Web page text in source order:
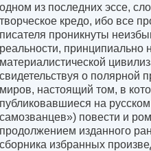
одном из последних эссе,
творческое кредо, ибо все
писателя проникнуты
реальности, принципиально
материалистической
свидетельствуя о полярной
миров, настоящий том, в
публиковавшиеся на
самозванцев») повести и
продолжением изданного
сборника избранных